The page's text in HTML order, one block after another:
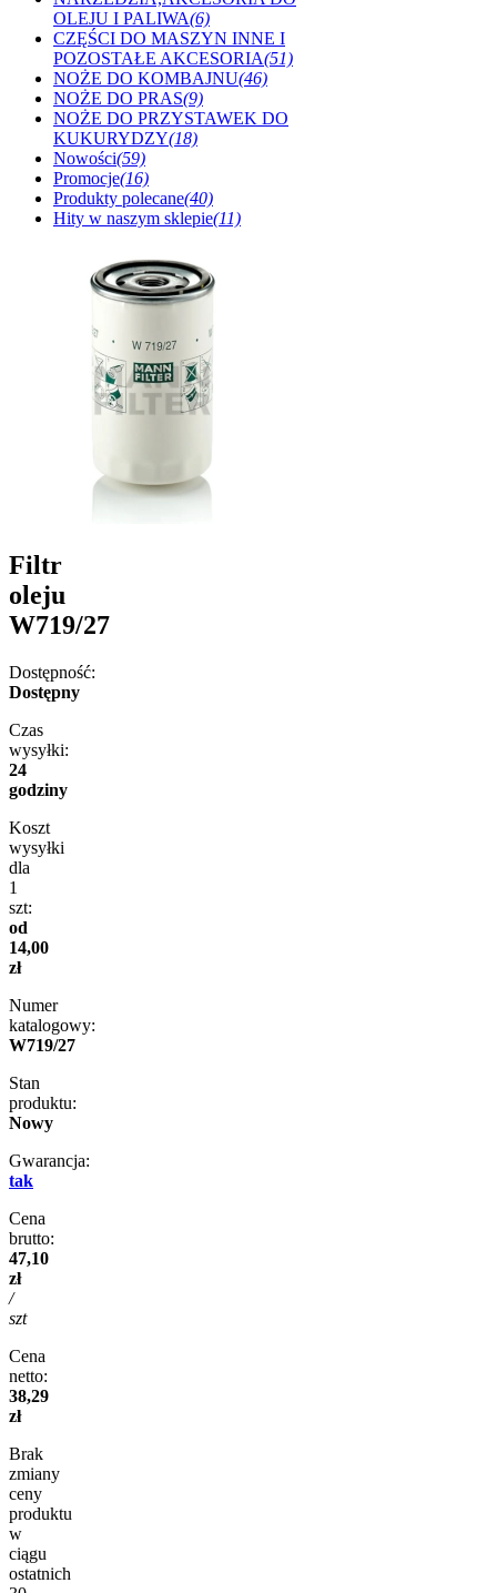
OLEJU I PALIWA(6)
CZĘŚCI DO MASZYN INNE I
POZOSTAŁE AKCESORIA(51)
NOŻE DO KOMBAJNU(46)
NOŻE DO PRAS(9)
NOŻE DO PRZYSTAWEK DO
KUKURYDZY(18)
Nowości(59)
Promocje(16)
Produkty polecane(40)
Hity w naszym sklepie(11)
Filtr
oleju
W719/27
Dostępność:
Dostępny
Czas
wysyłki:
24
godziny
Koszt
wysyłki
dla
1
szt:
od
14,00
zł
Numer
katalogowy:
W719/27
Stan
produktu:
Nowy
Gwarancja:
tak
Cena
brutto:
47,10
zł
/
szt
Cena
netto:
38,29
zł
Brak
zmiany
ceny
produktu
w
ciągu
ostatnich